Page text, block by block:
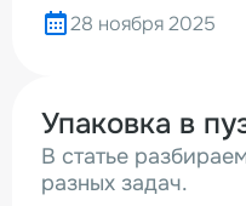
28 ноября 2025
Упаковка в
В статье
разных задач.